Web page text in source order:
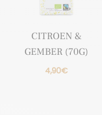
CITROEN &
GEMBER (70G)
4,90€